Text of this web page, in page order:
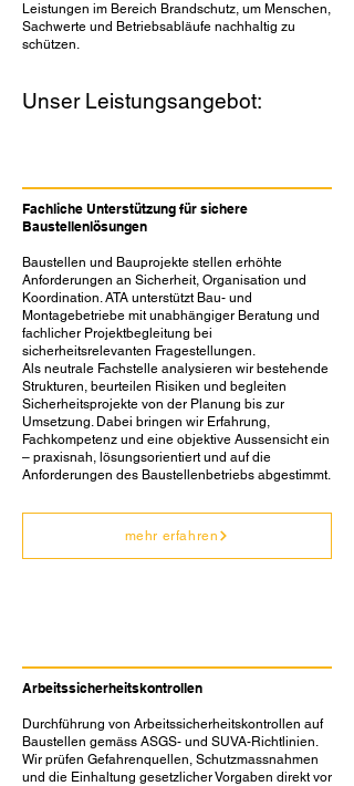
Leistungen im Bereich Brandschutz, um Menschen,
Sachwerte und Betriebsabläufe nachhaltig zu
schützen.
Unser Leistungsangebot:
Fachliche Unterstützung für sichere
Baustellenlösungen
Baustellen und Bauprojekte stellen erhöhte
Anforderungen an Sicherheit, Organisation und
Koordination. ATA unterstützt Bau- und
Montagebetriebe mit unabhängiger Beratung und
fachlicher Projektbegleitung bei
sicherheitsrelevanten Fragestellungen.
Als neutrale Fachstelle analysieren wir bestehende
Strukturen, beurteilen Risiken und begleiten
Sicherheitsprojekte von der Planung bis zur
Umsetzung. Dabei bringen wir Erfahrung,
Fachkompetenz und eine objektive Aussensicht ein
– praxisnah, lösungsorientiert und auf die
Anforderungen des Baustellenbetriebs abgestimmt.
mehr erfahren
Arbeitssicherheitskontrollen
Durchführung von Arbeitssicherheitskontrollen auf
Baustellen gemäss ASGS- und SUVA-Richtlinien.
Wir prüfen Gefahrenquellen, Schutzmassnahmen
und die Einhaltung gesetzlicher Vorgaben direkt vor